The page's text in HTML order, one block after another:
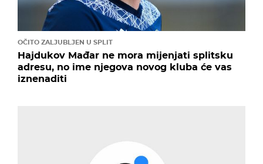
OČITO ZALJUBLJEN U SPLIT
Hajdukov Mađar ne mora mijenjati splitsku
adresu, no ime njegova novog kluba će vas
iznenaditi